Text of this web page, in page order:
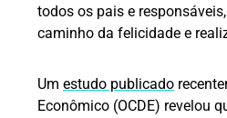
todos os pais e
caminho da felicidade e
Um estudo publicado
Econômico (OCDE) revelou